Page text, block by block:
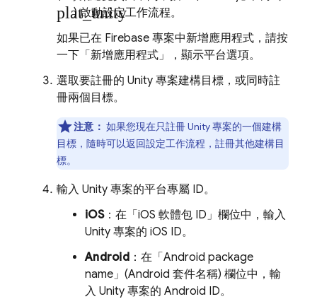
plat_unity
) 啟動設定工作流程。
如果已在 Firebase 專案中新增應用程式，請按
一下「新增應用程式」
，顯示平台選項。
選取要註冊的 Unity 專案建構目標，或同時註
冊兩個目標。
注意： 如果您現在只註冊 Unity 專案的一個建構
目標，隨時可以返回設定工作流程，註冊其他建構目
標。
輸入 Unity 專案的平台專屬 ID。
iOS：在「iOS 軟體包 ID」 欄位中，輸入
Unity 專案的 iOS ID。
Android：在「Android package
name」(Android 套件名稱) 欄位中，輸
入 Unity 專案的 Android ID。